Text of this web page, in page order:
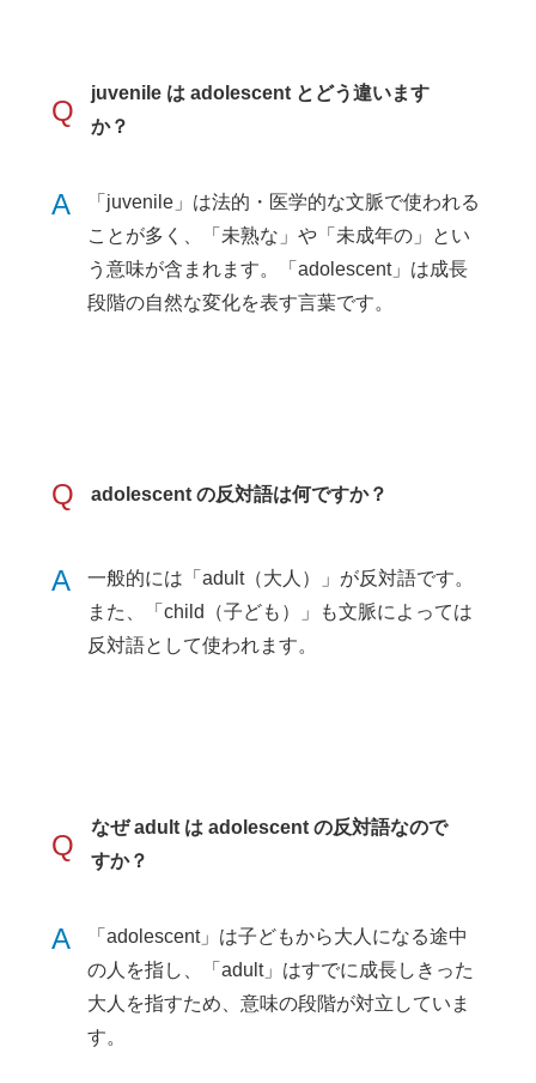
Q
juvenile は adolescent とどう違います
か？
A
「juvenile」は法的・医学的な文脈で使われる
ことが多く、「未熟な」や「未成年の」とい
う意味が含まれます。「adolescent」は成長
段階の自然な変化を表す言葉です。
Q adolescent の反対語は何ですか？
A
一般的には「adult（大人）」が反対語です。
また、「child（子ども）」も文脈によっては
反対語として使われます。
Q
なぜ adult は adolescent の反対語なので
すか？
A
「adolescent」は子どもから大人になる途中
の人を指し、「adult」はすでに成長しきった
大人を指すため、意味の段階が対立していま
す。